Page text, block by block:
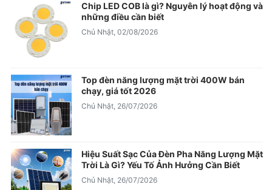
Chip LED COB là gì? Nguyên lý hoạt động và
những điều cần biết
Chủ Nhật, 02/08/2026
Top đèn năng lượng mặt trời 400W bán
chạy, giá tốt 2026
Chủ Nhật, 26/07/2026
Hiệu Suất Sạc Của Đèn Pha Năng Lượng Mặt
Trời Là Gì? Yếu Tố Ảnh Hưởng Cần Biết
Chủ Nhật, 26/07/2026